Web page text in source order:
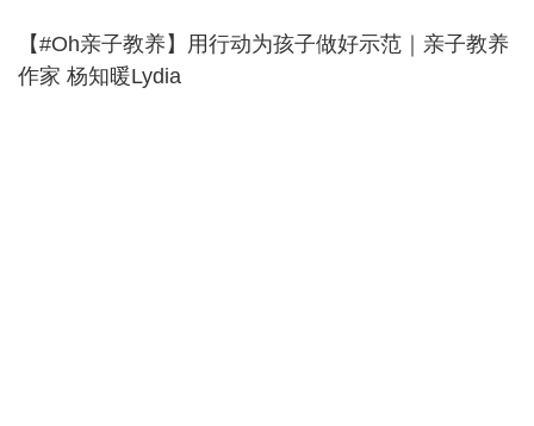
【#Oh亲子教养】用行动为孩子做好示范｜亲子教养
作家 杨知暖Lydia